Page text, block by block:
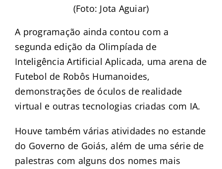
(Foto: Jota Aguiar)
A programação ainda contou com a
segunda edição da Olimpíada de
Inteligência Artificial Aplicada, uma arena de
Futebol de Robôs Humanoides,
demonstrações de óculos de realidade
virtual e outras tecnologias criadas com IA.
Houve também várias atividades no estande
do Governo de Goiás, além de uma série de
palestras com alguns dos nomes mais